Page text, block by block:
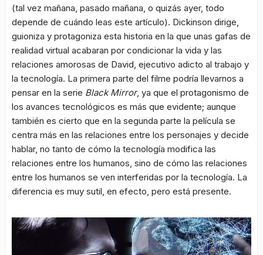
(tal vez mañana, pasado mañana, o quizás ayer, todo
depende de cuándo leas este artículo). Dickinson dirige,
guioniza y protagoniza esta historia en la que unas gafas de
realidad virtual acabaran por condicionar la vida y las
relaciones amorosas de David, ejecutivo adicto al trabajo y
la tecnología. La primera parte del filme podría llevarnos a
pensar en la serie Black Mirror, ya que el protagonismo de
los avances tecnológicos es más que evidente; aunque
también es cierto que en la segunda parte la película se
centra más en las relaciones entre los personajes y decide
hablar, no tanto de cómo la tecnología modifica las
relaciones entre los humanos, sino de cómo las relaciones
entre los humanos se ven interferidas por la tecnología. La
diferencia es muy sutil, en efecto, pero está presente.